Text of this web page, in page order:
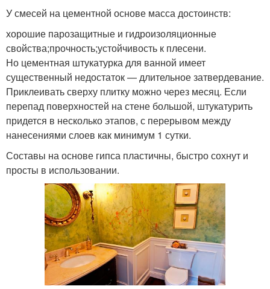
У смесей на цементной основе масса достоинств:
хорошие парозащитные и гидроизоляционные
свойства;прочность;устойчивость к плесени.
Но цементная штукатурка для ванной имеет
существенный недостаток — длительное затвердевание.
Приклеивать сверху плитку можно через месяц. Если
перепад поверхностей на стене большой, штукатурить
придется в несколько этапов, с перерывом между
нанесениями слоев как минимум 1 сутки.
Составы на основе гипса пластичны, быстро сохнут и
просты в использовании.